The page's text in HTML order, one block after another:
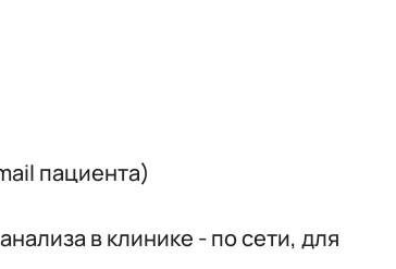
пациента)
в клинике - по сети, для